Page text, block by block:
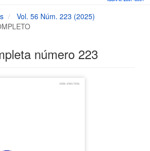
Vol. 56 Núm. 223 (2025)
número 223